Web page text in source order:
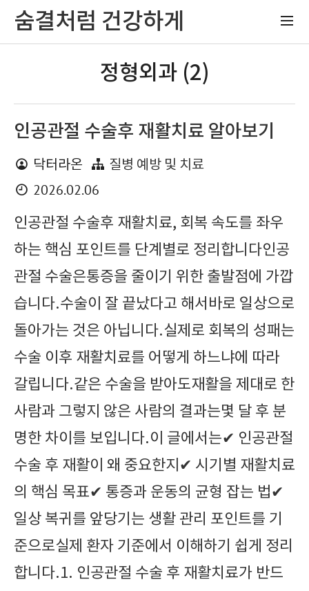
숨결처럼 건강하게
정형외과 (2)
인공관절 수술후 재활치료 알아보기
닥터라온 질병 예방 및 치료
2026.02.06
인공관절 수술후 재활치료, 회복 속도를 좌우
하는 핵심 포인트를 단계별로 정리합니다인공
관절 수술은통증을 줄이기 위한 출발점에 가깝
습니다.수술이 잘 끝났다고 해서바로 일상으로
돌아가는 것은 아닙니다.실제로 회복의 성패는
수술 이후 재활치료를 어떻게 하느냐에 따라
갈립니다.같은 수술을 받아도재활을 제대로 한
사람과 그렇지 않은 사람의 결과는몇 달 후 분
명한 차이를 보입니다.이 글에서는✔ 인공관절
수술 후 재활이 왜 중요한지✔ 시기별 재활치료
의 핵심 목표✔ 통증과 운동의 균형 잡는 법✔
일상 복귀를 앞당기는 생활 관리 포인트를 기
준으로실제 환자 기준에서 이해하기 쉽게 정리
합니다.1. 인공관절 수술 후 재활치료가 반드